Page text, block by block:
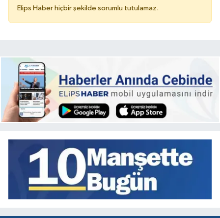
Elips Haber hiçbir şekilde sorumlu tutulamaz.